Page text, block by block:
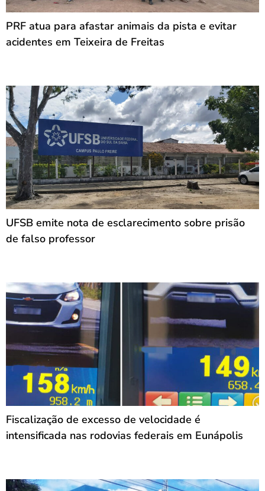
PRF atua para afastar animais da pista e evitar
acidentes em Teixeira de Freitas
UFSB emite nota de esclarecimento sobre prisão
de falso professor
Fiscalização de excesso de velocidade é
intensificada nas rodovias federais em Eunápolis